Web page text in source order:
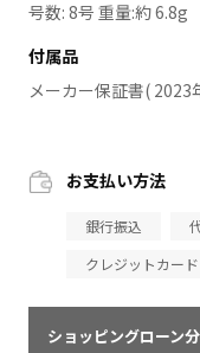
号数: 8号 重量:約 6.8g
付属品
メーカー保証書( 2023
お支払い方法
銀行振込
クレジットカード
ショッピングローン